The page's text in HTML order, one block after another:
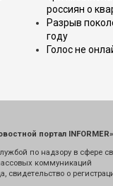
россиян о
Разрыв
году
Голос не
портал INFORMER»
по надзору в сфере
коммуникаций
свидетельство о